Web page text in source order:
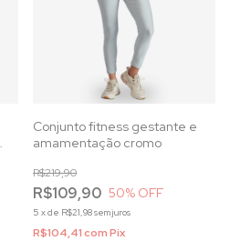
Conjunto fitness gestante e
amamentação cromo
R$109,90
R$219,90
50% OFF
5 xde R$21,98sem juros
R$104,41comPix